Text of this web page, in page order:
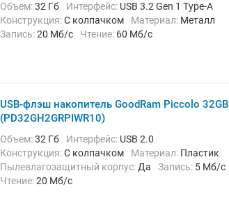
Объем:32 Гб Интерфейс: USB 3.2 Gen 1 Type-A
Конструкция:С колпачком Материал: Металл
Запись:20 Мб/с Чтение: 60 Мб/с
USB-флэш накопитель GoodRam Piccolo 32GB
(PD32GH2GRPIWR10)
Объем:32 Гб Интерфейс: USB 2.0
Конструкция:С колпачком Материал: Пластик
Пылевлагозащитный корпус: Да Запись: 5 Мб/с
Чтение:20 Мб/с